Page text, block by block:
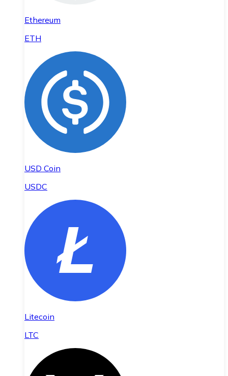
Ethereum
ETH
USD Coin
USDC
Litecoin
LTC